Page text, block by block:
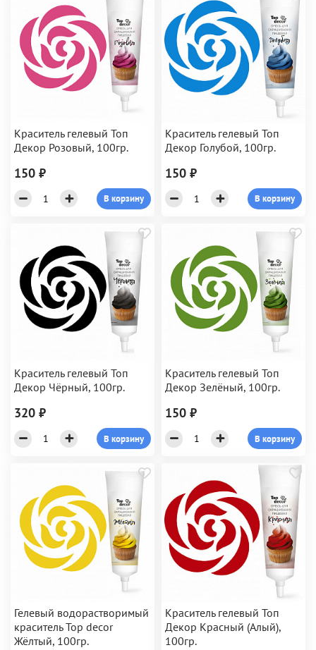
Краситель гелевый Топ
Декор Розовый, 100гр.
150 ₽
В корзину
Краситель гелевый Топ
Декор Голубой, 100гр.
150 ₽
В корзину
Краситель гелевый Топ
Декор Чёрный, 100гр.
320 ₽
В корзину
Краситель гелевый Топ
Декор Зелёный, 100гр.
150 ₽
В корзину
Гелевый водорастворимый
краситель Top decor
Жёлтый, 100гр.
Краситель гелевый Топ
Декор Красный (Алый),
100гр.